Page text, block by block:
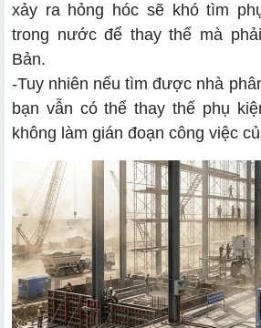
xảy ra hỏng hóc sẽ khó tìm
trong nước để thay thế mà
Bản.
-Tuy nhiên nếu tìm được nhà
bạn vẫn có thể thay thế phụ
không làm gián đoạn công việc